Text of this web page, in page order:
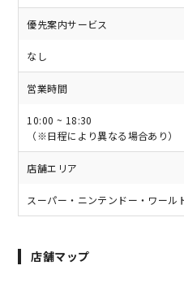
優先案内サービス
なし
営業時間
10:00 ~ 18:30
（※日程により異なる場合あり）
店舗エリア
スーパー・ニンテンドー・ワール
店舗マップ